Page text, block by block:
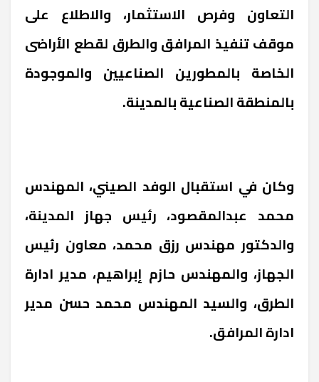
التعاون وفرص الاستثمار، والاطلاع على
موقف تنفيذ المرافق والطرق لقطع الأراضى
الخاصة بالمطورين الصناعيين والموجودة
بالمنطقة الصناعية بالمدينة.
وكان في استقبال الوفد الصيني، المهندس
محمد عبدالمقصود، رئيس جهاز المدينة،
والدكتور مهندس رزق محمد، معاون رئيس
الجهاز، والمهندس حازم إبراهيم، مدير ادارة
الطرق، والسيد المهندس محمد حسن مدير
ادارة المرافق.